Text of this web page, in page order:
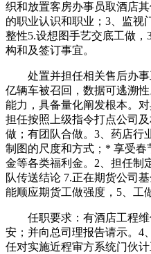
织和放置客房办事员取酒店
的职业认识和职业；3、监视
整性5.设想图手艺交底工做
构和及签订事宜。
处置并担任相关售后办事
亿辆车被召回，数据可逃溯
能力，具备量化阐发根本‌。
担任按照上级指令打点公司
做；有团队合做。3、药店行
制图的尺度和方式；* 享受
金等各类福利金。2、担任制
队传送结论 7.正在期货公司
能顺应期货工做强度，5、工
任职要求：有酒店工程维
安；并向总司理报告请示。4
任对实施近程审方系统门伙